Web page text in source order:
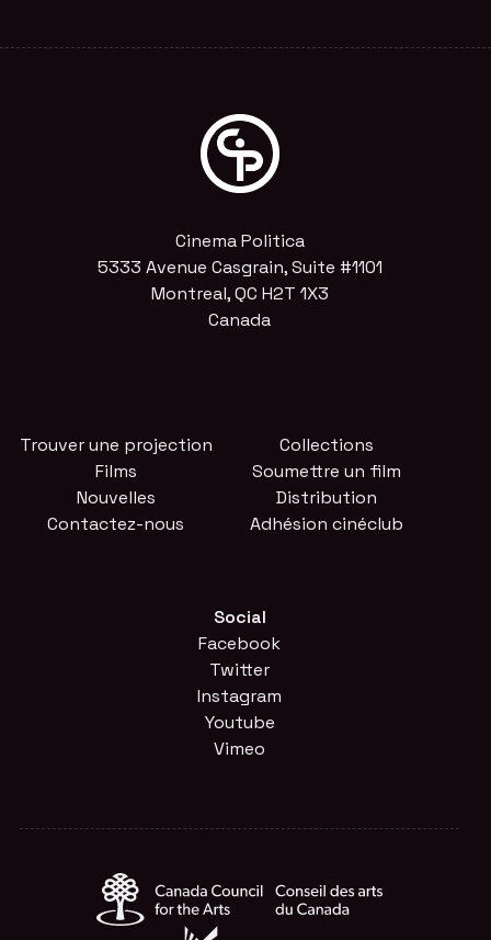
Cinema Politica
5333 Avenue Casgrain, Suite #1101
Montreal, QC H2T 1X3
Canada
Trouver une projection
Films
Nouvelles
Contactez-nous
Collections
Soumettre un film
Distribution
Adhésion cinéclub
Social
Facebook
Twitter
Instagram
Youtube
Vimeo